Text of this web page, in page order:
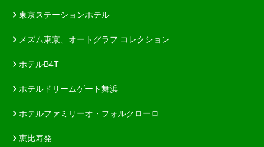
東京ステーションホテル
メズム東京、オートグラフ コレクション
ホテルB4T
ホテルドリームゲート舞浜
ホテルファミリーオ・フォルクローロ
恵比寿発